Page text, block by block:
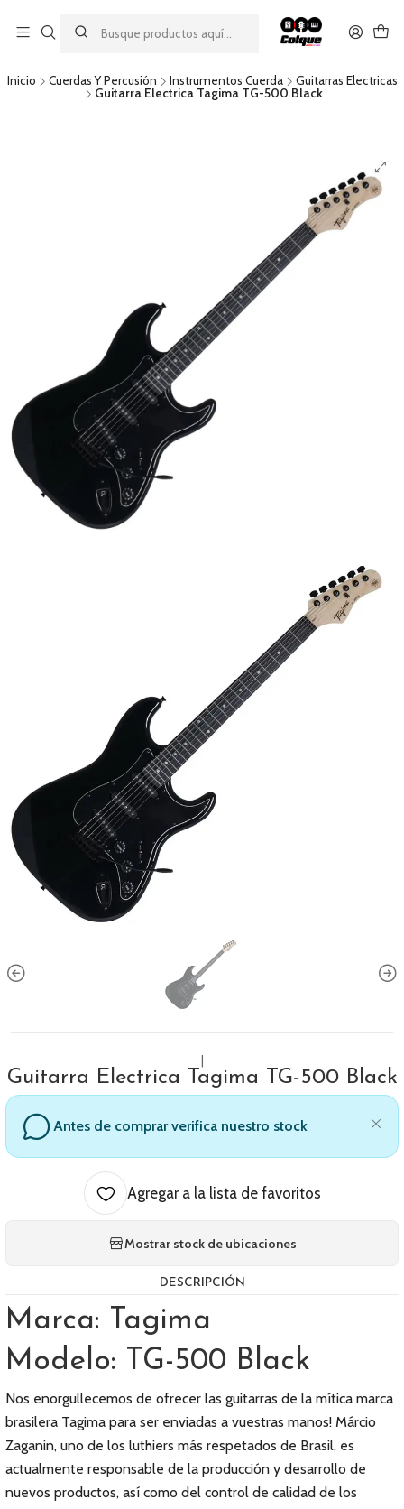
descuento por pago con transferencia bancaria
por una compra mínima de $49.990. Este descuento no es
acumulable a otras promociones ni aplicable a gastos de envío.
Inicio Cuerdas Y Percusión Instrumentos Cuerda
Guitarras Electricas
Guitarra Electrica Tagima TG-500 Black
Guitarra Electrica Tagima TG-500 Black
Antes de comprar verifica nuestro stock
Agregar a la lista de favoritos
Mostrar stock de ubicaciones
DESCRIPCIÓN
Marca: Tagima
Modelo: TG-500 Black
Nos enorgullecemos de ofrecer las guitarras de la mítica marca
brasilera Tagima para ser enviadas a vuestras manos! Márcio
Zaganin, uno de los luthiers más respetados de Brasil, es
actualmente responsable de la producción y desarrollo de
nuevos productos, así como del control de calidad de los